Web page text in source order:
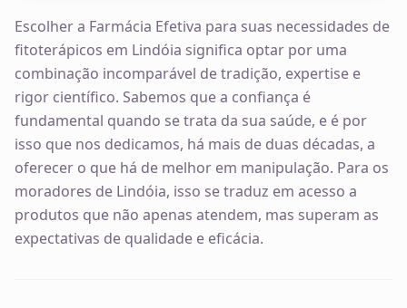
Escolher a Farmácia Efetiva para suas necessidades de
fitoterápicos em Lindóia significa optar por uma
combinação incomparável de tradição, expertise e
rigor científico. Sabemos que a confiança é
fundamental quando se trata da sua saúde, e é por
isso que nos dedicamos, há mais de duas décadas, a
oferecer o que há de melhor em manipulação. Para os
moradores de Lindóia, isso se traduz em acesso a
produtos que não apenas atendem, mas superam as
expectativas de qualidade e eficácia.